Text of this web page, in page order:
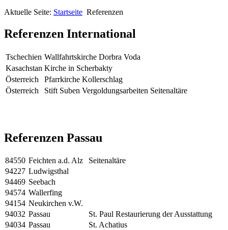
Aktuelle Seite: Startseite Referenzen
Referenzen International
Tschechien Wallfahrtskirche Dorbra Voda
Kasachstan Kirche in Scherbakty
Österreich
Pfarrkirche Kollerschlag
Österreich
Stift Suben Vergoldungsarbeiten Seitenaltäre
Referenzen Passau
84550 Feichten a.d. Alz
Seitenaltäre
94227 Ludwigsthal
94469 Seebach
94574 Wallerfing
94154 Neukirchen v.W.
94032 Passau
St. Paul Restaurierung der Ausstattung
94034 Passau
St. Achatius